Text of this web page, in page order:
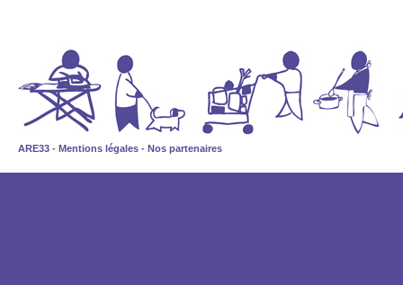
ARE33 - Mentions légales - Nos partenaires